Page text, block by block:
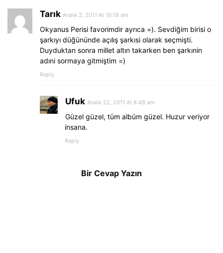
Tarık Aralık 2, 2011 At 10:19 am
Okyanus Perisi favorimdir ayrıca =). Sevdiğim birisi o
şarkıyı düğününde açılış şarkısi olarak seçmişti.
Duyduktan sonra millet altın takarken ben şarkınin
adıni sormaya gitmiştim =)
Reply
Ufuk Aralık 22, 2011 At 8:48 am
Güzel güzel, tüm albüm güzel. Huzur veriyor
insana.
Reply
Bir Cevap Yazın